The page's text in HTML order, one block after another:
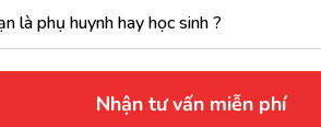
Nhận tư vấn miễn phí
will get the job → She is …